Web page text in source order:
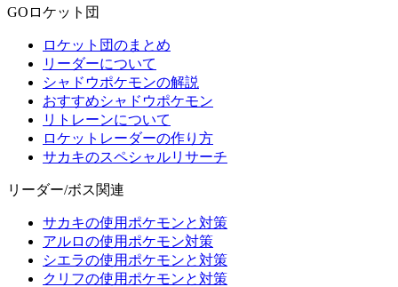
GOロケット団
ロケット団のまとめ
リーダーについて
シャドウポケモンの解説
おすすめシャドウポケモン
リトレーンについて
ロケットレーダーの作り方
サカキのスペシャルリサーチ
リーダー/ボス関連
サカキの使用ポケモンと対策
アルロの使用ポケモン対策
シエラの使用ポケモンと対策
クリフの使用ポケモンと対策